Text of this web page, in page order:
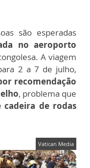
são esperadas
no aeroporto
A viagem
2 a 7 de julho,
recomendação
, problema que
cadeira de rodas
Vatican Media